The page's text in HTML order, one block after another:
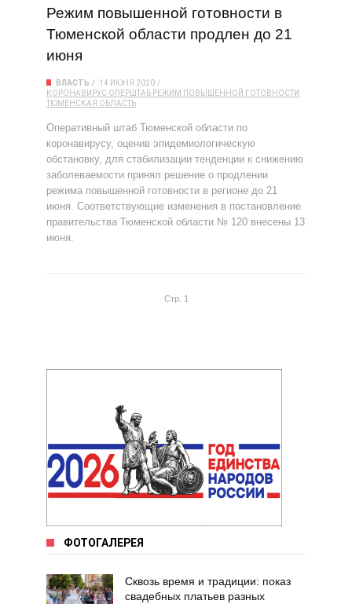
Режим повышенной готовности в
Тюменской области продлен до 21
июня
ВЛАСТЬ
14 ИЮНЯ 2020
КОРОНАВИРУС ОПЕРШТАБ РЕЖИМ ПОВЫШЕННОЙ ГОТОВНОСТИ
ТЮМЕНСКАЯ ОБЛАСТЬ
Оперативный штаб Тюменской области по
коронавирусу, оценив эпидемиологическую
обстановку, для стабилизации тенденции к снижению
заболеваемости принял решение о продлении
режима повышенной готовности в регионе до 21
июня. Соответствующие изменения в постановление
правительства Тюменской области № 120 внесены 13
июня.
Стр. 1
ФОТОГАЛЕРЕЯ
Сквозь время и традиции: показ
свадебных платьев разных